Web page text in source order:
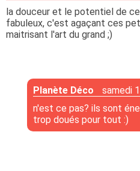
la douceur et le potentiel de
fabuleux, c'est agaçant ces
maitrisant l'art du grand ;)
Planète Déco
samedi
n'est ce pas? ils sont
trop doués pour tout :)